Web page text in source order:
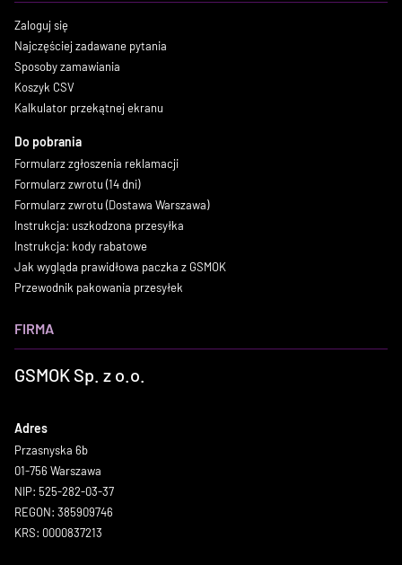
Zaloguj się
Najczęściej zadawane pytania
Sposoby zamawiania
Koszyk CSV
Kalkulator przekątnej ekranu
Do pobrania
Formularz zgłoszenia reklamacji
Formularz zwrotu (14 dni)
Formularz zwrotu (Dostawa Warszawa)
Instrukcja: uszkodzona przesyłka
Instrukcja: kody rabatowe
Jak wygląda prawidłowa paczka z GSMOK
Przewodnik pakowania przesyłek
FIRMA
GSMOK Sp. z o.o.
Adres
Przasnyska 6b
01-756 Warszawa
NIP: 525-282-03-37
REGON: 385909746
KRS: 0000837213